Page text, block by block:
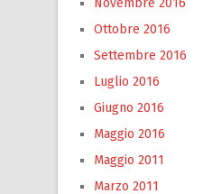
Novembre 2016
Ottobre 2016
Settembre 2016
Luglio 2016
Giugno 2016
Maggio 2016
Maggio 2011
Marzo 2011